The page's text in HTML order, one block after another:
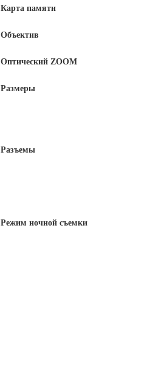
Карта памяти
Объектив
Оптический ZOOM
Размеры
Разъемы
Режим ночной съемки